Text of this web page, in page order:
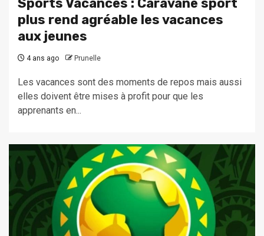
Sports Vacances : Caravane sport
plus rend agréable les vacances
aux jeunes
4 ans ago Prunelle
Les vacances sont des moments de repos mais aussi
elles doivent être mises à profit pour que les
apprenants en...